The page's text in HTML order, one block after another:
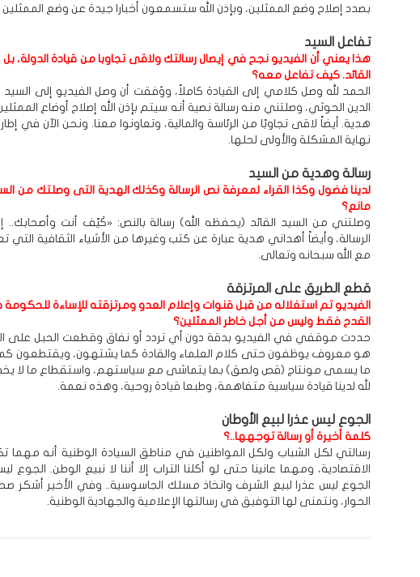
بصدد إصلاح وضع الممثلين، وبإذن الله ستسمعون أخبارا جيدة عن وضع
تفاعل السيد
هذا يعني أن الفيديو نجح في إيصال رسالتك ولاقى تجاوبا من قيادة الدولة،
القائد. كيف تفاعل معه؟
الحمد لله وصل كلامي إلى القيادة كاملاً، ووُفقت أن وصل الفيديو إلى السيد
الدين الحوثي، وصلتني منه رسالة نصية أنه سيتم بإذن الله إصلاح أوضاع
هدية. أيضاً لاقى تجاوبًا من الرئاسة والمالية، وتعاونوا معنا. ونحن الآن في
نهاية المشكلة والأولى لحلها.
رسالة وهدية من السيد
لدينا فضول وكذا القراء لمعرفة نص الرسالة وكذلك الهدية التى وصلتك من
مانع؟
وصلتني من السيد القائد (يحفظه الله) رسالة بالنص: «كَيّف أنت وأصحابك..
الرسالة، وأيضاً أهداني هدية عبارة عن كتب وغيرها من الأشياء الثقافية
مع الله سبحانه وتعالى.
قطع الطريق على المرتزقة
الفيديو تم استغلاله من قبل قنوات وإعلام العدو ومرتزقته للإساءة
القدح فقط وليس من أجل خاطر الممثلين؟
حددت موقفي في الفيديو بدقة دون أي تردد أو نفاق وقطعت الحبل على
هو معروف يوظفون حتى كلام العلماء والقادة كما يشتهون، ويقتطعون كما
ما يسمى مونتاج (قص ولصق) بما يتماشى مع سياستهم، واستقطاع ما لا
لله لدينا قيادة سياسية متفاهمة، وطبعا قيادة روحية، وهذه نعمة.
الجوع ليس عذرا لبيع الأوطان
كلمة أخيرة أو رسالة توجهها..؟
رسالتي لكل الشباب ولكل المواطنين في مناطق السيادة الوطنية أنه مهما
الاقتصادية، ومهما عانينا حتى لو أكلنا التراب إلا أننا لا نبيع الوطن. الجوع
الجوع ليس عذرا لبيع الشرف واتخاذ مسلك الجاسوسية.. وفي الأخير أشكر
الحوار، ونتمنى لها التوفيق في رسالتها الإعلامية والجهادية الوطنية.